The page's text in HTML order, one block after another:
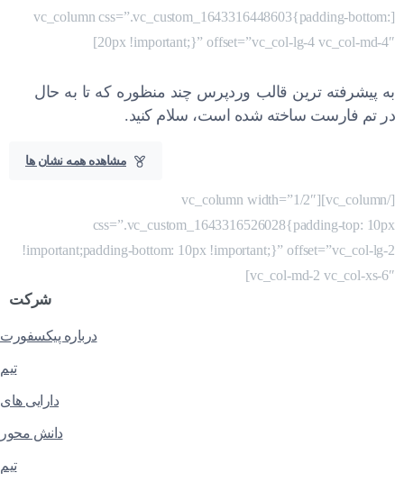
[vc_column css=”.vc_custom_1643316448603{padding-bottom:
20px !important;}” offset=”vc_col-lg-4 vc_col-md-4″]
به پیشرفته ترین قالب وردپرس چند منظوره که تا به حال
در تم فارست ساخته شده است، سلام کنید.
مشاهده همه نشان ها
[/vc_column][vc_column width=”1/2″
css=”.vc_custom_1643316526028{padding-top: 10px
!important;padding-bottom: 10px !important;}” offset=”vc_col-lg-2
vc_col-md-2 vc_col-xs-6″]
شرکت
درباره پیکسفورت
تیم
دارایی های
دانش محور
تیم